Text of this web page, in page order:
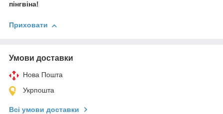
пінгвіна!
Приховати
Умови доставки
Нова Пошта
Укрпошта
Всі умови доставки